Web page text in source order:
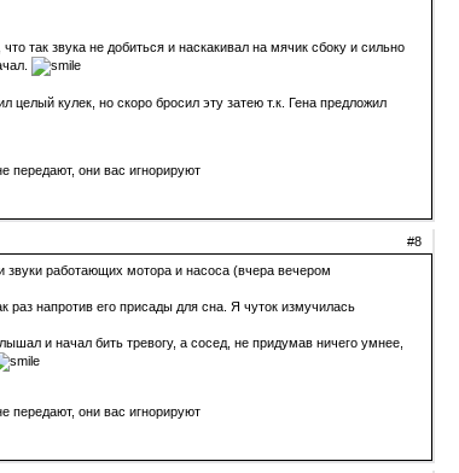
так звука не добиться и наскакивал на мячик сбоку и сильно
кулек, но скоро бросил эту затею т.к. Гена предложил
передают, они вас игнорируют
#8
звуки работающих мотора и насоса (вчера вечером
раз напротив его присады для сна. Я чуток измучилась
и начал бить тревогу, а сосед, не придумав ничего умнее,
передают, они вас игнорируют